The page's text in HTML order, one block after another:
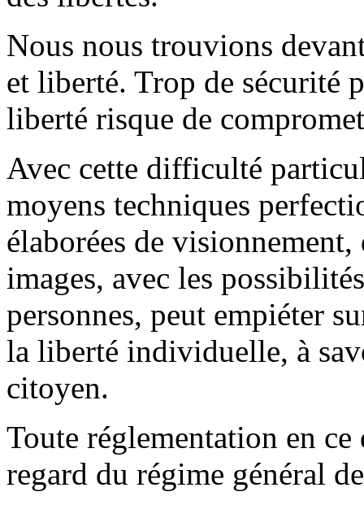
Nous nous trouvions
et liberté. Trop de sécurité
liberté risque de
Avec cette difficulté
moyens techniques
élaborées de visionnement,
images, avec les
personnes, peut empiéter
la liberté individuelle, à
citoyen.
Toute réglementation en
regard du régime général